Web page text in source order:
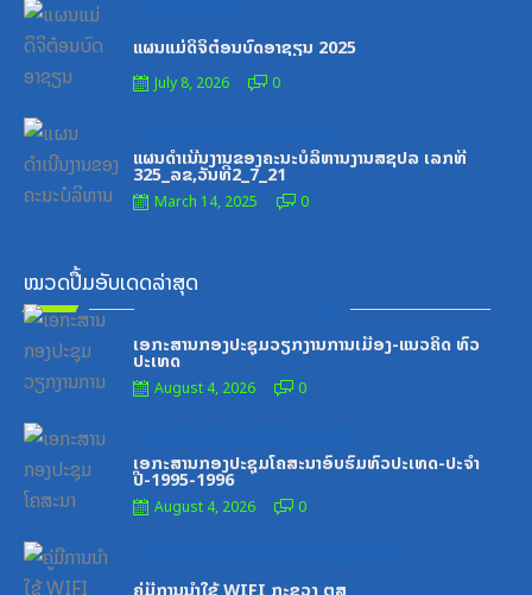
ແຜນແມ່ດິຈິຕ໋ອນບົດອາຊຽນ 2025
July 8, 2026 0
ແຜນດຳເນີນງານຂອງຄະນະບໍລິຫານງານສຊປລ ເລກທີ
325_ລຂ,ວັນທີ2_7_21
on
March 14, 2025 0
ໝວດປື້ມອັບເດດລ່າສຸດ
ເອກະສານກອງປະຊຸມວຽກງານການເມືອງ-ແນວຄິດ ທົ່ວ
ປະເທດ
on
August 4, 2026 0
ເອກະສານກອງປະຊຸມໂຄສະນາອົບຮົມທົ່ວປະເທດ-ປະຈໍາ
ປີ-1995-1996
on
August 4, 2026 0